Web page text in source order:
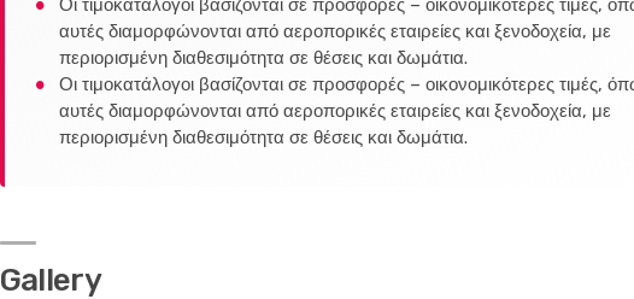
Οι τιμοκατάλογοι βασίζονται σε προσφορές – οικονομικότερες τιμές,
αυτές διαμορφώνονται από αεροπορικές εταιρείες και ξενοδοχεία, με
περιορισμένη διαθεσιμότητα σε θέσεις και δωμάτια.
Οι τιμοκατάλογοι βασίζονται σε προσφορές – οικονομικότερες τιμές,
αυτές διαμορφώνονται από αεροπορικές εταιρείες και ξενοδοχεία, με
περιορισμένη διαθεσιμότητα σε θέσεις και δωμάτια.
Gallery